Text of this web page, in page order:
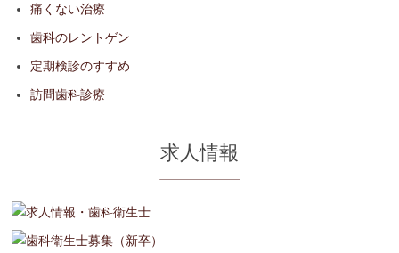
痛くない治療
歯科のレントゲン
定期検診のすすめ
訪問歯科診療
求人情報